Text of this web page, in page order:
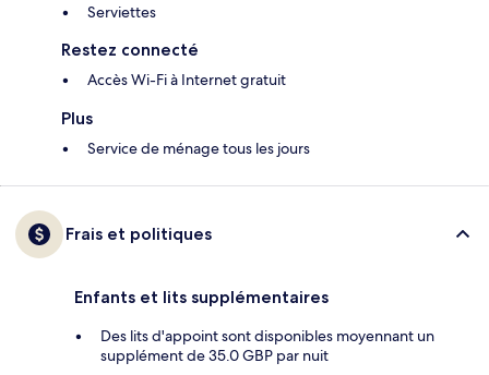
Serviettes
Restez connecté
Accès Wi-Fi à Internet gratuit
Plus
Service de ménage tous les jours
Frais et politiques
Enfants et lits supplémentaires
Des lits d'appoint sont disponibles moyennant un
supplément de 35.0 GBP par nuit